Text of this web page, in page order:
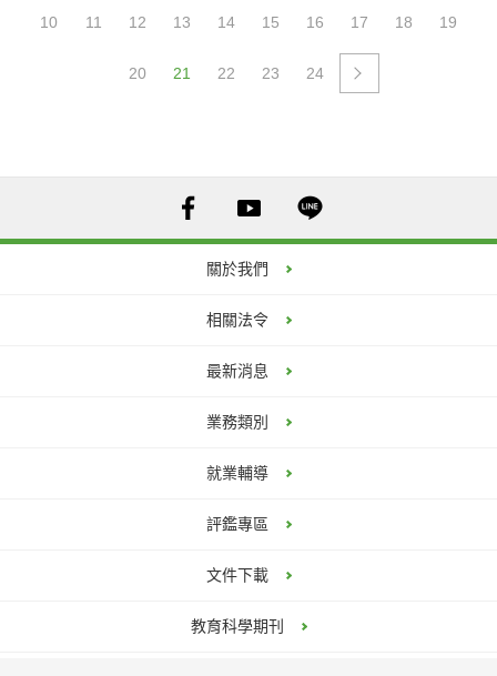
僑泰高中
04-24063936#185
10 11 12 13 14 15 16 17 18 19
20 21 22 23 24
關於我們
相關法令
最新消息
業務類別
就業輔導
評鑑專區
文件下載
教育科學期刊